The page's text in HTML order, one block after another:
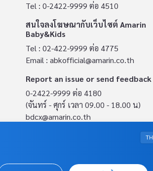
Tel : 0-2422-9999 ต่อ 4510
สนใจลงโฆษณากับเว็บไซต์ Amarin
Baby&Kids
Tel : 02-422-9999 ต่อ 4775
Email : abkofficial@amarin.co.th
Report an issue or send feedback
0-2422-9999 ต่อ 4180
(จันทร์ - ศุกร์ เวลา 09.00 - 18.00 น)
bdcx@amarin.co.th
TH